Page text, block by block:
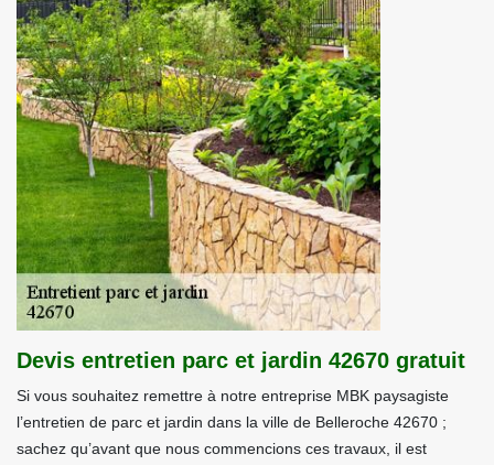
Devis entretien parc et jardin 42670 gratuit
Si vous souhaitez remettre à notre entreprise MBK paysagiste
l’entretien de parc et jardin dans la ville de Belleroche 42670 ;
sachez qu’avant que nous commencions ces travaux, il est